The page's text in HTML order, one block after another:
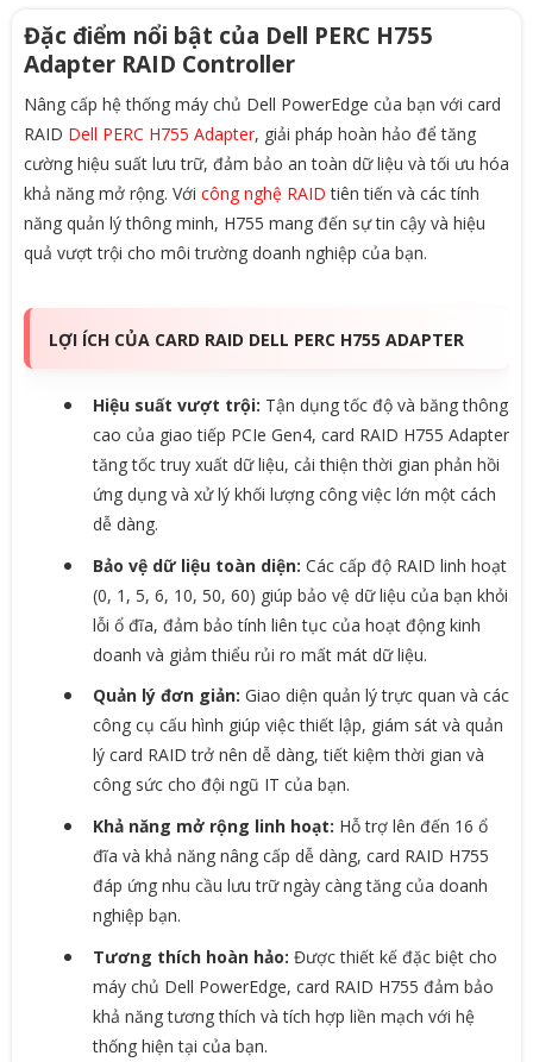
Đặc điểm nổi bật của Dell PERC H755
Adapter RAID Controller
Nâng cấp hệ thống máy chủ Dell PowerEdge của bạn với card
RAID Dell PERC H755 Adapter, giải pháp hoàn hảo để tăng
cường hiệu suất lưu trữ, đảm bảo an toàn dữ liệu và tối ưu hóa
khả năng mở rộng. Với công nghệ RAID tiên tiến và các tính
năng quản lý thông minh, H755 mang đến sự tin cậy và hiệu
quả vượt trội cho môi trường doanh nghiệp của bạn.
LỢI ÍCH CỦA CARD RAID DELL PERC H755 ADAPTER
Hiệu suất vượt trội: Tận dụng tốc độ và băng thông
cao của giao tiếp PCIe Gen4, card RAID H755 Adapter
tăng tốc truy xuất dữ liệu, cải thiện thời gian phản hồi
ứng dụng và xử lý khối lượng công việc lớn một cách
dễ dàng.
Bảo vệ dữ liệu toàn diện: Các cấp độ RAID linh hoạt
(0, 1, 5, 6, 10, 50, 60) giúp bảo vệ dữ liệu của bạn khỏi
lỗi ổ đĩa, đảm bảo tính liên tục của hoạt động kinh
doanh và giảm thiểu rủi ro mất mát dữ liệu.
Quản lý đơn giản: Giao diện quản lý trực quan và các
công cụ cấu hình giúp việc thiết lập, giám sát và quản
lý card RAID trở nên dễ dàng, tiết kiệm thời gian và
công sức cho đội ngũ IT của bạn.
Khả năng mở rộng linh hoạt: Hỗ trợ lên đến 16 ổ
đĩa và khả năng nâng cấp dễ dàng, card RAID H755
đáp ứng nhu cầu lưu trữ ngày càng tăng của doanh
nghiệp bạn.
Tương thích hoàn hảo: Được thiết kế đặc biệt cho
máy chủ Dell PowerEdge, card RAID H755 đảm bảo
khả năng tương thích và tích hợp liền mạch với hệ
thống hiện tại của bạn.